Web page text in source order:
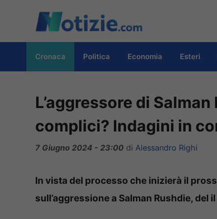
contenuto
Cronaca Politica Economia Esteri
L’aggressore di
complici? Indagini in
7 Giugno 2024 - 23:00 di Alessandro Righi
In vista del processo che inizierà il
sull’aggressione a Salman Rushdie, del